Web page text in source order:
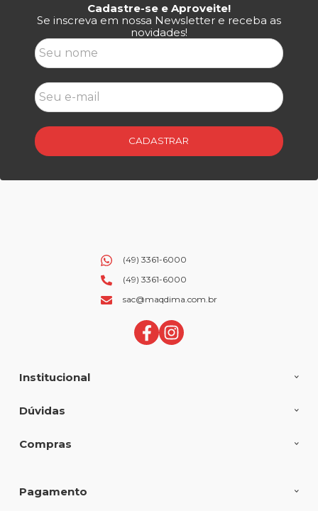
Cadastre-se e Aproveite!
Se inscreva em nossa Newsletter e receba as
novidades!
CADASTRAR
Institucional
Dúvidas
Compras
(49) 3361-6000
(49) 3361-6000
sac@maqdima.com.br
Pagamento